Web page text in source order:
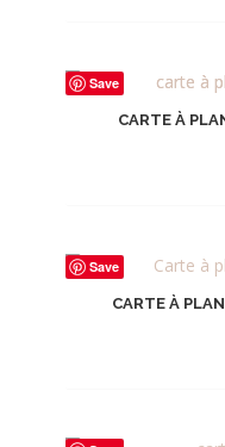
Save
CARTE À
Save
CARTE À